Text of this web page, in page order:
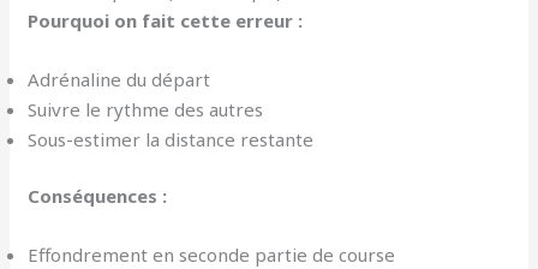
Pourquoi on fait cette erreur :
Adrénaline du départ
Suivre le rythme des autres
Sous-estimer la distance restante
Conséquences :
Effondrement en seconde partie de course